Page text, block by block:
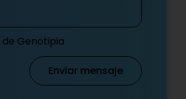
de Genotipia
Enviar mensaje